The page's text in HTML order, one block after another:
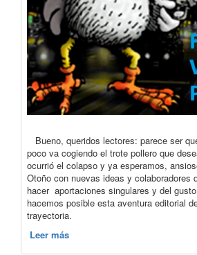
Bueno, queridos lectores: parece ser
poco va cogiendo el trote pollero que
ocurrió el colapso y ya esperamos,
Otoño con nuevas ideas y colaboradores
hacer aportaciones singulares y del
hacemos posible esta aventura editorial
trayectoria.
Leer más